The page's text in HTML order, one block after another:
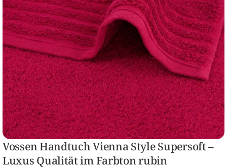
Vossen Handtuch Vienna Style Supersoft –
Luxus Qualität im Farbton rubin